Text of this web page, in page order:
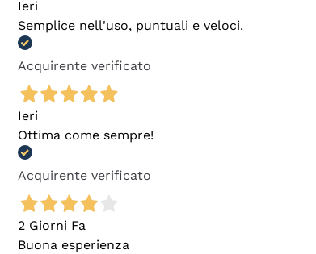
Ieri
Semplice nell'uso, puntuali e veloci.
Acquirente verificato
Ieri
Ottima come sempre!
Acquirente verificato
2 Giorni Fa
Buona esperienza